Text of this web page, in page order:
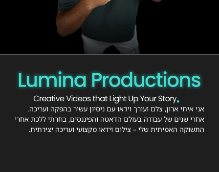
אני איתי ארון, צלם ועורך וידאו עם ניסיון עשיר בהפקה ועריכה.
אחרי שנים של עבודה בעולם הדאטה והפיננסים, בחרתי ללכת אחרי
התשוקה האמיתית שלי – צילום וידאו מקצועי ועריכה יצירתית.